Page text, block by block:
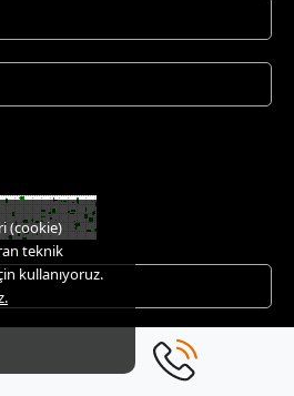
(cookie)
teknik
kullanıyoruz.